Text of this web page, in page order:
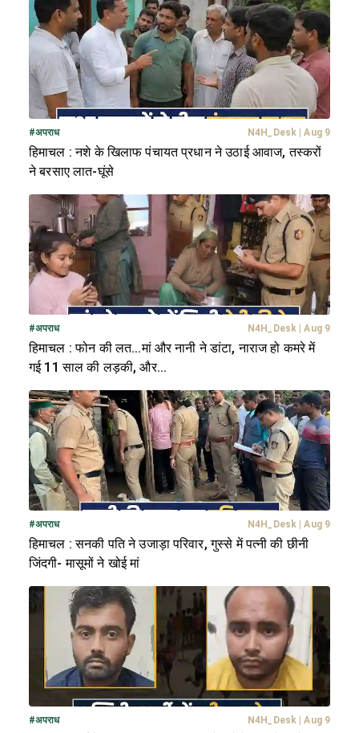
#अपराध N4H_Desk Aug 9
हिमाचल : नशे के खिलाफ पंचायत प्रधान ने उठाई आवाज, तस्करों
ने बरसाए लात-घूंसे
#अपराध N4H_Desk Aug 9
हिमाचल : फोन की लत...मां और नानी ने डांटा, नाराज हो कमरे में
गई 11 साल की लड़की, और...
#अपराध N4H_Desk Aug 9
हिमाचल : सनकी पति ने उजाड़ा परिवार, गुस्से में पत्नी की छीनी
जिंदगी- मासूमों ने खोई मां
#अपराध N4H_Desk Aug 9